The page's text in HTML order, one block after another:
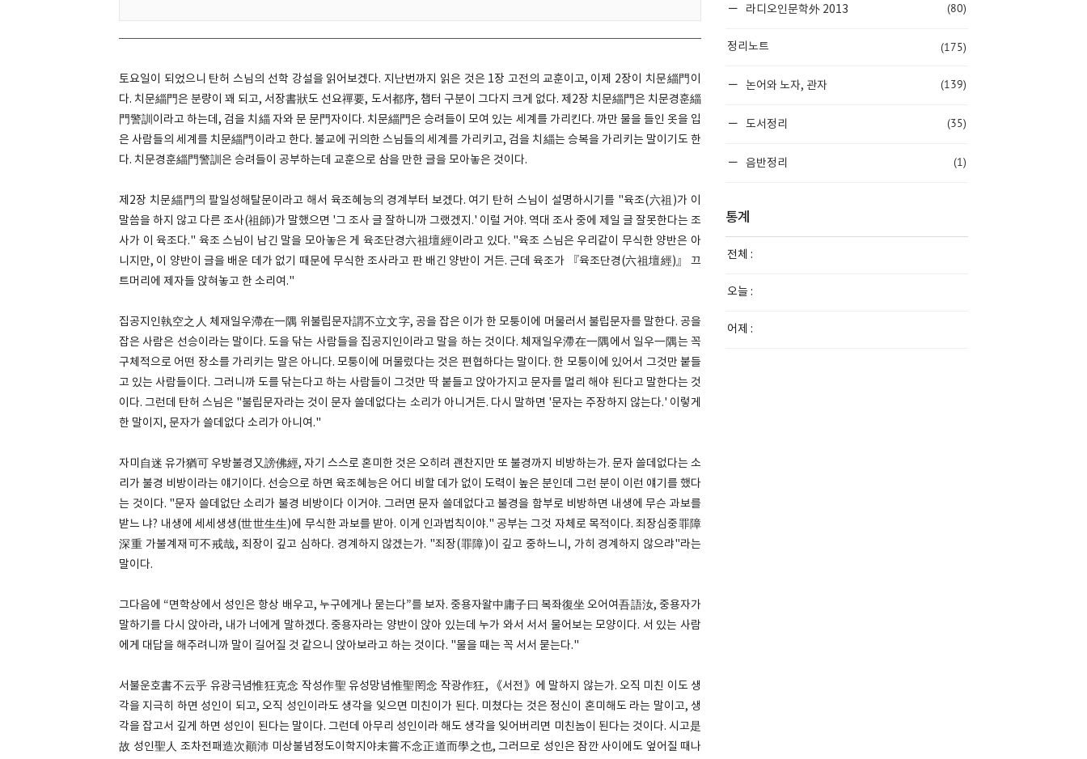
토요일이 되었으니 탄허 스님의 선학 강설을 읽어보겠다. 지난번까지 읽은 것은 1장 고전의 교훈이고, 이제 2장이 치문緇門이
다. 치문緇門은 분량이 꽤 되고, 서장書狀도 선요禪要, 도서都序, 챕터 구분이 그다지 크게 없다. 제2장 치문緇門은 치문경훈緇
門警訓이라고 하는데, 검을 치緇 자와 문 문門자이다. 치문緇門은 승려들이 모여 있는 세계를 가리킨다. 까만 물을 들인 옷을 입
은 사람들의 세계를 치문緇門이라고 한다. 불교에 귀의한 스님들의 세계를 가리키고, 검을 치緇는 승복을 가리키는 말이기도 한
다. 치문경훈緇門警訓은 승려들이 공부하는데 교훈으로 삼을 만한 글을 모아놓은 것이다.
제2장 치문緇門의 팔일성해탈문이라고 해서 육조혜능의 경계부터 보겠다. 여기 탄허 스님이 설명하시기를 "육조(六祖)가 이
말씀을 하지 않고 다른 조사(祖師)가 말했으면 '그 조사 글 잘하니까 그랬겠지.' 이럴 거야. 역대 조사 중에 제일 글 잘못한다는 조
사가 이 육조다." 육조 스님이 남긴 말을 모아놓은 게 육조단경六祖壇經이라고 있다. "육조 스님은 우리같이 무식한 양반은 아
니지만, 이 양반이 글을 배운 데가 없기 때문에 무식한 조사라고 판 배긴 양반이 거든. 근데 육조가 『육조단경(六祖壇經)』 끄
트머리에 제자들 앉혀놓고 한 소리여."
집공지인執空之人 체재일우滯在一隅 위불립문자謂不立文字, 공을 잡은 이가 한 모퉁이에 머물러서 불립문자를 말한다. 공을
잡은 사람은 선승이라는 말이다. 도을 닦는 사람들을 집공지인이라고 말을 하는 것이다. 체재일우滯在一隅에서 일우一隅는 꼭
구체적으로 어떤 장소를 가리키는 말은 아니다. 모퉁이에 머물렀다는 것은 편협하다는 말이다. 한 모퉁이에 있어서 그것만 붙들
고 있는 사람들이다. 그러니까 도를 닦는다고 하는 사람들이 그것만 딱 붙들고 앉아가지고 문자를 멀리 해야 된다고 말한다는 것
이다. 그런데 탄허 스님은 "불립문자라는 것이 문자 쓸데없다는 소리가 아니거든. 다시 말하면 '문자는 주장하지 않는다.' 이렇게
한 말이지, 문자가 쓸데없다 소리가 아니여."
자미自迷 유가猶可 우방불경又謗佛經, 자기 스스로 혼미한 것은 오히려 괜찬지만 또 불경까지 비방하는가. 문자 쓸데없다는 소
리가 불경 비방이라는 얘기이다. 선승으로 하면 육조혜능은 어디 비할 데가 없이 도력이 높은 분인데 그런 분이 이런 얘기를 했다
는 것이다. "문자 쓸데없단 소리가 불경 비방이다 이거야. 그러면 문자 쓸데없다고 불경을 함부로 비방하면 내생에 무슨 과보를
받느 냐? 내생에 세세생생(世世生生)에 무식한 과보를 받아. 이게 인과법칙이야." 공부는 그것 자체로 목적이다. 죄장심중罪障
深重 가불계재可不戒哉, 죄장이 깊고 심하다. 경계하지 않겠는가. "죄장(罪障)이 깊고 중하느니, 가히 경계하지 않으랴"라는
말이다.
그다음에 “면학상에서 성인은 항상 배우고, 누구에게나 묻는다”를 보자. 중용자왈中庸子曰 복좌復坐 오어여吾語汝, 중용자가
말하기를 다시 앉아라, 내가 너에게 말하겠다. 중용자라는 양반이 앉아 있는데 누가 와서 서서 물어보는 모양이다. 서 있는 사람
에게 대답을 해주려니까 말이 길어질 것 같으니 앉아보라고 하는 것이다. "물을 때는 꼭 서서 묻는다."
서불운호書不云乎 유광극념惟狂克念 작성作聖 유성망념惟聖罔念 작광作狂, 《서전》에 말하지 않는가. 오직 미친 이도 생
각을 지극히 하면 성인이 되고, 오직 성인이라도 생각을 잊으면 미친이가 된다. 미쳤다는 것은 정신이 혼미해도 라는 말이고, 생
각을 잡고서 깊게 하면 성인이 된다는 말이다. 그런데 아무리 성인이라 해도 생각을 잊어버리면 미친놈이 된다는 것이다. 시고是
故 성인聖人 조차전패造次顚沛 미상불념정도이학지야未嘗不念正道而學之也, 그러므로 성인은 잠깐 사이에도 엎어질 때나
라디오인문학外 2013 (80)
정리노트 (175)
논어와 노자, 관자 (139)
도서정리 (35)
음반정리 (1)
통계
전체 :
오늘 :
어제 :